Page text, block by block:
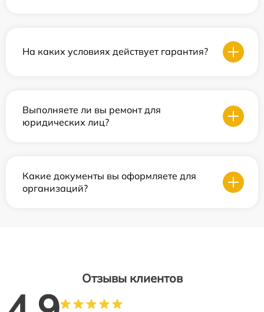
На каких условиях действует гарантия?
Выполняете ли вы ремонт для
юридических лиц?
Какие документы вы оформляете для
организаций?
Отзывы клиентов